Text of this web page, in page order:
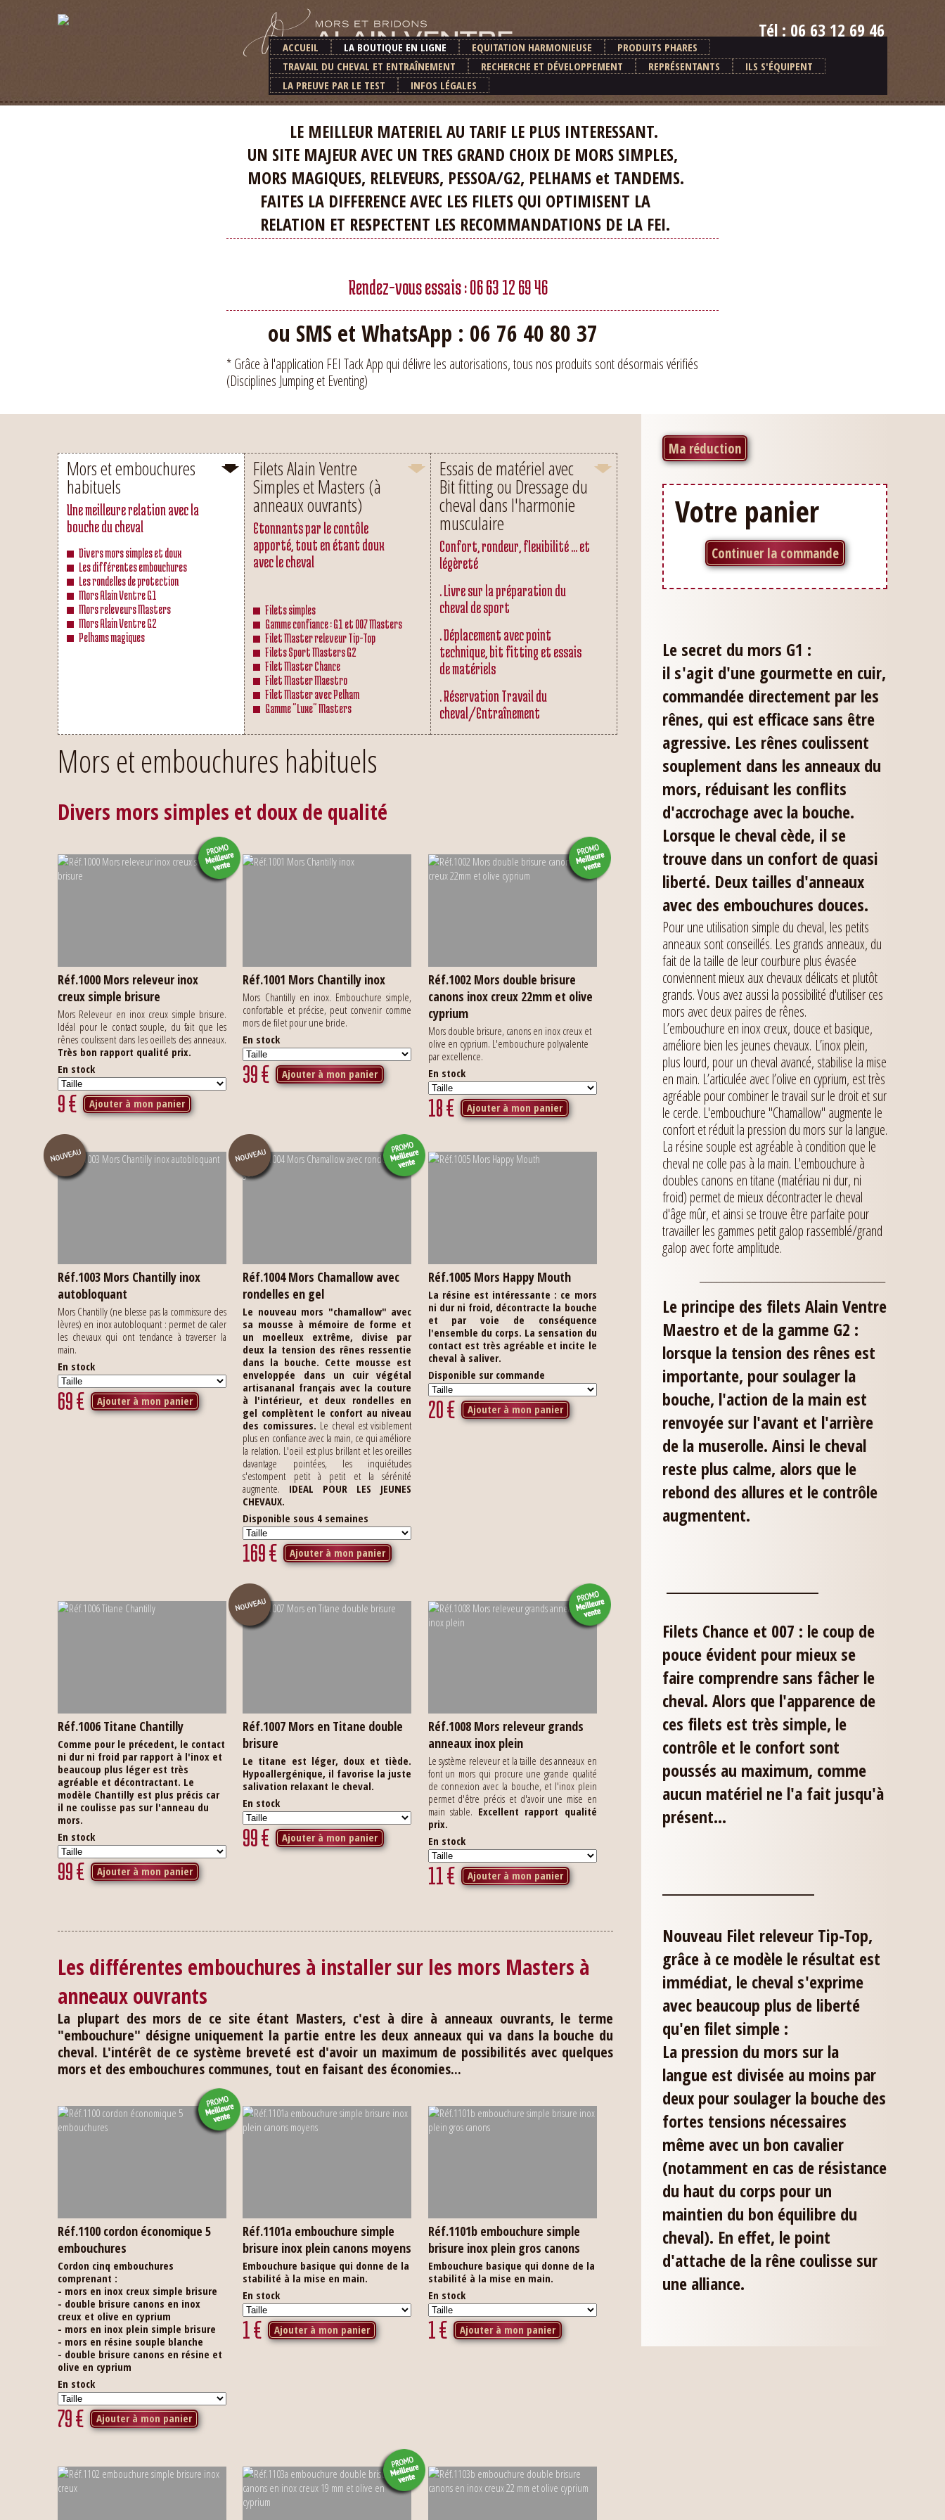
Tél : 06 63 12 69 46
ACCUEIL LA BOUTIQUE EN LIGNE EQUITATION HARMONIEUSE
PRODUITS PHARES
TRAVAIL DU CHEVAL ET ENTRAÎNEMENT
RECHERCHE ET DÉVELOPPEMENT REPRÉSENTANTS
ILS S'ÉQUIPENT
LA PREUVE PAR LE TEST
INFOS LÉGALES
LE MEILLEUR MATERIEL AU TARIF LE PLUS INTERESSANT.
UN SITE MAJEUR AVEC UN TRES GRAND CHOIX DE MORS SIMPLES,
MORS MAGIQUES, RELEVEURS, PESSOA/G2, PELHAMS et TANDEMS.
FAITES LA DIFFERENCE AVEC LES FILETS QUI OPTIMISENT LA
RELATION ET RESPECTENT LES RECOMMANDATIONS DE LA FEI.
Rendez-vous essais : 06 63 12 69 46
ou SMS et WhatsApp : 06 76 40 80 37
* Grâce à l'application FEI Tack App qui délivre les autorisations, tous nos produits sont désormais vérifiés
(Disciplines Jumping et Eventing)
Mors et embouchures
habituels
Une meilleure relation avec la
bouche du cheval
Divers mors simples et doux
Les différentes embouchures
Les rondelles de protection
Mors Alain Ventre G1
Mors releveurs Masters
Mors Alain Ventre G2
Pelhams magiques
Filets Alain Ventre
Simples et Masters (à
anneaux ouvrants)
Etonnants par le contôle
apporté, tout en étant doux
avec le cheval
Filets simples
Gamme confiance : G1 et 007 Masters
Filet Master releveur Tip-Top
Filets Sport Masters G2
Filet Master Chance
Filet Master Maestro
Filet Master avec Pelham
Gamme "Luxe" Masters
Essais de matériel avec
Bit fitting ou Dressage du
cheval dans l'harmonie
musculaire
Confort, rondeur, flexibilité ... et
légèreté
. Livre sur la préparation du
cheval de sport
. Déplacement avec point
technique, bit fitting et essais
de matériels
. Réservation Travail du
cheval/Entraînement
Mors et embouchures habituels
Divers mors simples et doux de qualité
Réf.1000 Mors releveur inox
creux simple brisure
Mors Releveur en inox creux simple brisure.
Idéal pour le contact souple, du fait que les
rênes coulissent dans les oeillets des anneaux.
Très bon rapport qualité prix.
En stock
9€ Ajouter à mon panier
Réf.1001 Mors Chantilly inox
Mors Chantilly en inox. Embouchure simple,
confortable et précise, peut convenir comme
mors de filet pour une bride.
En stock
39€ Ajouter à mon panier
Réf.1002 Mors double brisure
canons inox creux 22mm et olive
cyprium
Mors double brisure, canons en inox creux et
olive en cyprium. L'embouchure polyvalente
par excellence.
En stock
18€ Ajouter à mon panier
Réf.1003 Mors Chantilly inox
autobloquant
Mors Chantilly (ne blesse pas la commissure des
lèvres) en inox autobloquant : permet de caler
les chevaux qui ont tendance à traverser la
main.
En stock
69€ Ajouter à mon panier
Réf.1004 Mors Chamallow avec
rondelles en gel
Le nouveau mors "chamallow" avec
sa mousse à mémoire de forme et
un moelleux extrême, divise par
deux la tension des rênes ressentie
dans la bouche. Cette mousse est
enveloppée dans un cuir végétal
artisananal français avec la couture
à l'intérieur, et deux rondelles en
gel complètent le confort au niveau
des comissures. Le cheval est visiblement
plus en confiance avec la main, ce qui améliore
la relation. L'oeil est plus brillant et les oreilles
davantage pointées, les inquiétudes
s'estompent petit à petit et la sérénité
augmente. IDEAL POUR LES JEUNES
CHEVAUX.
Disponible sous 4 semaines
169€ Ajouter à mon panier
Réf.1005 Mors Happy Mouth
La résine est intéressante : ce mors
ni dur ni froid, décontracte la bouche
et par voie de conséquence
l'ensemble du corps. La sensation du
contact est très agréable et incite le
cheval à saliver.
Disponible sur commande
20€ Ajouter à mon panier
Réf.1006 Titane Chantilly
Comme pour le précedent, le contact
ni dur ni froid par rapport à l'inox et
beaucoup plus léger est très
agréable et décontractant. Le
modèle Chantilly est plus précis car
il ne coulisse pas sur l'anneau du
mors.
En stock
99€ Ajouter à mon panier
Réf.1007 Mors en Titane double
brisure
Le titane est léger, doux et tiède.
Hypoallergénique, il favorise la juste
salivation relaxant le cheval.
En stock
99€ Ajouter à mon panier
Réf.1008 Mors releveur grands
anneaux inox plein
Le système releveur et la taille des anneaux en
font un mors qui procure une grande qualité
de connexion avec la bouche, et l'inox plein
permet d'être précis et d'avoir une mise en
main stable. Excellent rapport qualité
prix.
En stock
11€ Ajouter à mon panier
Les différentes embouchures à installer sur les mors Masters à
anneaux ouvrants
La plupart des mors de ce site étant Masters, c'est à dire à anneaux ouvrants, le terme
"embouchure" désigne uniquement la partie entre les deux anneaux qui va dans la bouche du
cheval. L'intérêt de ce système breveté est d'avoir un maximum de possibilités avec quelques
mors et des embouchures communes, tout en faisant des économies...
Réf.1100 cordon économique 5
embouchures
Cordon cinq embouchures
comprenant :
- mors en inox creux simple brisure
- double brisure canons en inox
creux et olive en cyprium
- mors en inox plein simple brisure
- mors en résine souple blanche
- double brisure canons en résine et
olive en cyprium
En stock
79€ Ajouter à mon panier
Réf.1101a embouchure simple
brisure inox plein canons moyens
Embouchure basique qui donne de la
stabilité à la mise en main.
En stock
1€ Ajouter à mon panier
Réf.1101b embouchure simple
brisure inox plein gros canons
Embouchure basique qui donne de la
stabilité à la mise en main.
En stock
1€ Ajouter à mon panier
Ma réduction
Votre panier
Continuer la commande
Le secret du mors G1 :
il s'agit d'une gourmette en cuir,
commandée directement par les
rênes, qui est efficace sans être
agressive. Les rênes coulissent
souplement dans les anneaux du
mors, réduisant les conflits
d'accrochage avec la bouche.
Lorsque le cheval cède, il se
trouve dans un confort de quasi
liberté. Deux tailles d'anneaux
avec des embouchures douces.
Pour une utilisation simple du cheval, les petits
anneaux sont conseillés. Les grands anneaux, du
fait de la taille de leur courbure plus évasée
conviennent mieux aux chevaux délicats et plutôt
grands. Vous avez aussi la possibilité d'utiliser ces
mors avec deux paires de rênes.
L’embouchure en inox creux, douce et basique,
améliore bien les jeunes chevaux. L’inox plein,
plus lourd, pour un cheval avancé, stabilise la mise
en main. L’articulée avec l’olive en cyprium, est très
agréable pour combiner le travail sur le droit et sur
le cercle. L'embouchure "Chamallow" augmente le
confort et réduit la pression du mors sur la langue.
La résine souple est agréable à condition que le
cheval ne colle pas à la main. L'embouchure à
doubles canons en titane (matériau ni dur, ni
froid) permet de mieux décontracter le cheval
d'âge mûr, et ainsi se trouve être parfaite pour
travailler les gammes petit galop rassemblé/grand
galop avec forte amplitude.
Le principe des filets Alain Ventre
Maestro et de la gamme G2 :
lorsque la tension des rênes est
importante, pour soulager la
bouche, l'action de la main est
renvoyée sur l'avant et l'arrière
de la muserolle. Ainsi le cheval
reste plus calme, alors que le
rebond des allures et le contrôle
augmentent.
Filets Chance et 007 : le coup de
pouce évident pour mieux se
faire comprendre sans fâcher le
cheval. Alors que l'apparence de
ces filets est très simple, le
contrôle et le confort sont
poussés au maximum, comme
aucun matériel ne l'a fait jusqu'à
présent...
Nouveau Filet releveur Tip-Top,
grâce à ce modèle le résultat est
immédiat, le cheval s'exprime
avec beaucoup plus de liberté
qu'en filet simple :
La pression du mors sur la
langue est divisée au moins par
deux pour soulager la bouche des
fortes tensions nécessaires
même avec un bon cavalier
(notamment en cas de résistance
du haut du corps pour un
maintien du bon équilibre du
cheval). En effet, le point
d'attache de la rêne coulisse sur
une alliance.